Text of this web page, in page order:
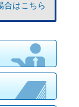
合はこちら